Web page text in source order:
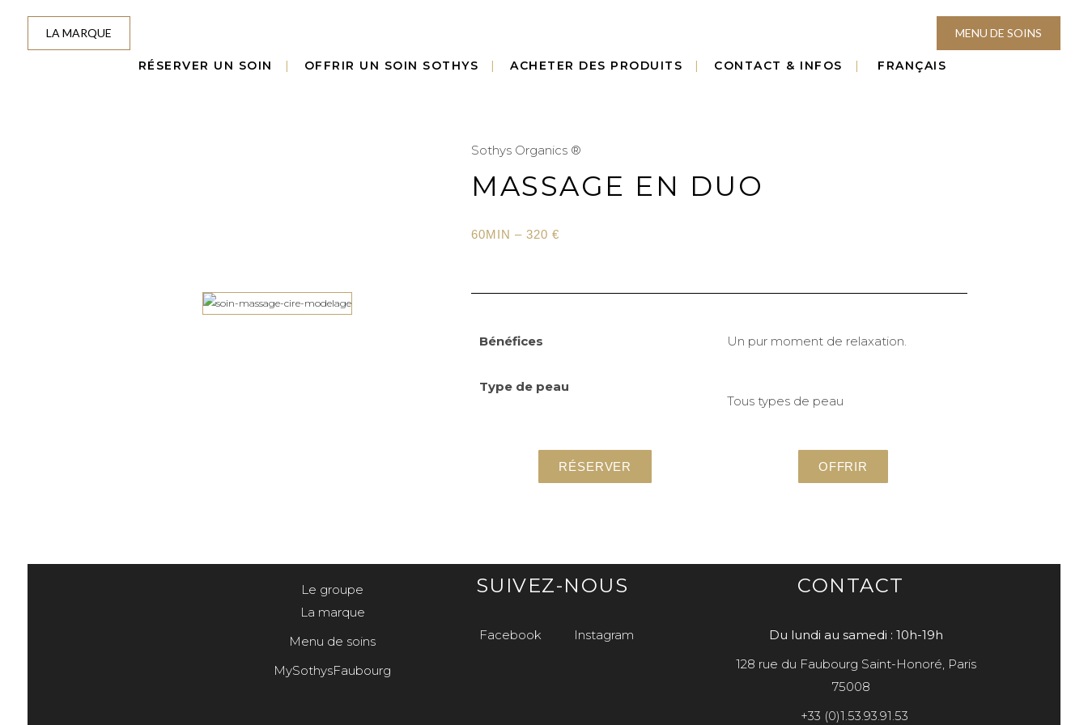
LA MARQUE MENU DE SOINS
RÉSERVER UN SOIN OFFRIR UN SOIN SOTHYS ACHETER DES PRODUITS CONTACT & INFOS FRANÇAIS
Sothys Organics ®
MASSAGE EN DUO
60MIN – 320 €
Bénéfices Un pur moment de relaxation.
Type de peau
Tous types de peau
RÉSERVER OFFRIR
Le groupe
La marque
Menu de soins
MySothysFaubourg
SUIVEZ-NOUS
Facebook Instagram
CONTACT
Du lundi au samedi : 10h-19h
128 rue du Faubourg Saint-Honoré, Paris
75008
+33 (0)1.53.93.91.53